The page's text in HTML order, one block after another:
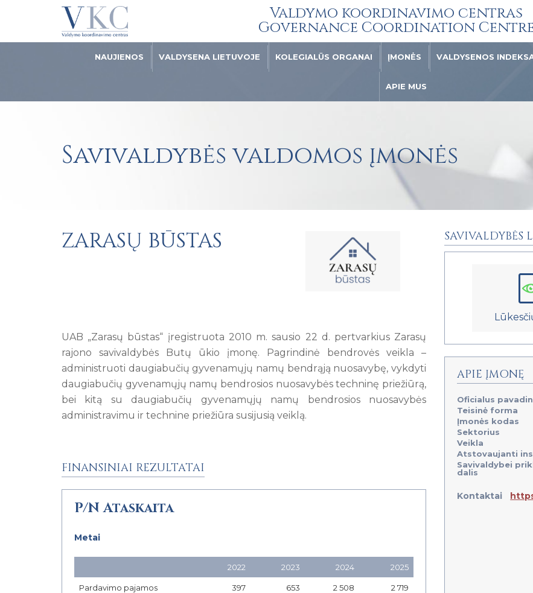
Valdymo koordinavimo centras
Governance Coordination
NAUJIENOS VALDYSENA LIETUVOJE KOLEGIALŪS ORGANAI ĮMONĖS VALDYSENOS
APIE MUS
Savivaldybės valdomos įmonės
ZARASŲ BŪSTAS
UAB „Zarasų būstas“ įregistruota 2010 m. sausio 22 d. pertvarkius Zarasų
rajono savivaldybės Butų ūkio įmonę. Pagrindinė bendrovės veikla –
administruoti daugiabučių gyvenamųjų namų bendrąją nuosavybę, vykdyti
daugiabučių gyvenamųjų namų bendrosios nuosavybės techninę priežiūrą,
bei kitą su daugiabučių gyvenamųjų namų bendrosios nuosavybės
administravimu ir technine priežiūra susijusią veiklą.
FINANSINIAI REZULTATAI
P/N Ataskaita
Metai
2022 2023 2024 2025
Pardavimo pajamos 397 653 2 508 2 719
SAVIVALDYBĖS
APIE ĮMONĘ
Oficialus
Teisinė forma
Įmonės kodas
Sektorius
Veikla
Atstovaujanti
Savivaldybei
dalis
Kontaktai